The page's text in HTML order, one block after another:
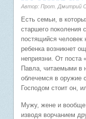
Автор: Прот. Дмитрий
Есть семьи, в
старшего поколения
постящийся
ребенка возникнет
неприязни. От
Павла, читаемыми в
облечемся в оружие
Господом стоит он,
Мужу, жене и вообще
изводя ворчанием